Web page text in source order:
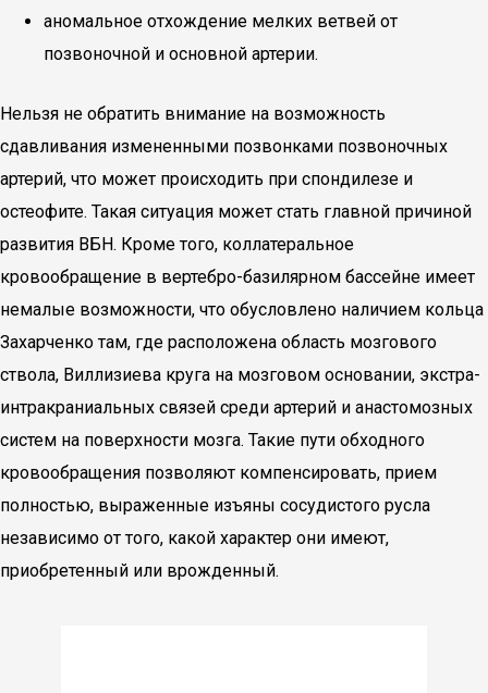
аномальное отхождение мелких ветвей от
позвоночной и основной артерии.
Нельзя не обратить внимание на возможность
сдавливания измененными позвонками позвоночных
артерий, что может происходить при спондилезе и
остеофите. Такая ситуация может стать главной причиной
развития ВБН. Кроме того, коллатеральное
кровообращение в вертебро-базилярном бассейне имеет
немалые возможности, что обусловлено наличием кольца
Захарченко там, где расположена область мозгового
ствола, Виллизиева круга на мозговом основании, экстра-
интракраниальных связей среди артерий и анастомозных
систем на поверхности мозга. Такие пути обходного
кровообращения позволяют компенсировать, прием
полностью, выраженные изъяны сосудистого русла
независимо от того, какой характер они имеют,
приобретенный или врожденный.